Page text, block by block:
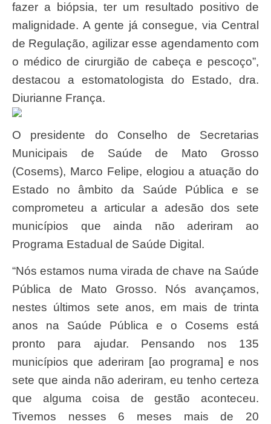
fazer a biópsia, ter um resultado positivo de
malignidade. A gente já consegue, via Central
de Regulação, agilizar esse agendamento com
o médico de cirurgião de cabeça e pescoço”,
destacou a estomatologista do Estado, dra.
Diurianne França.
O presidente do Conselho de Secretarias
Municipais de Saúde de Mato Grosso
(Cosems), Marco Felipe, elogiou a atuação do
Estado no âmbito da Saúde Pública e se
comprometeu a articular a adesão dos sete
municípios que ainda não aderiram ao
Programa Estadual de Saúde Digital.
“Nós estamos numa virada de chave na Saúde
Pública de Mato Grosso. Nós avançamos,
nestes últimos sete anos, em mais de trinta
anos na Saúde Pública e o Cosems está
pronto para ajudar. Pensando nos 135
municípios que aderiram [ao programa] e nos
sete que ainda não aderiram, eu tenho certeza
que alguma coisa de gestão aconteceu.
Tivemos nesses 6 meses mais de 20